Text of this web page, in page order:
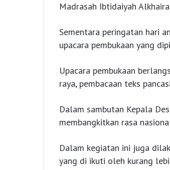
Madrasah Ibtidaiyah
Sementara peringatan hari
upacara pembukaan yang
Upacara pembukaan
raya, pembacaan teks
Dalam sambutan Kepala
membangkitkan rasa
Dalam kegiatan ini juga
yang di ikuti oleh kurang